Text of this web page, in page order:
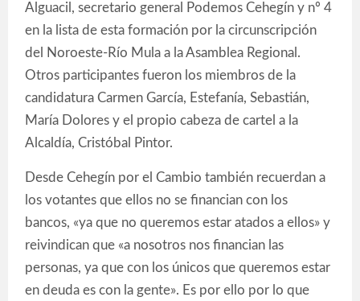
Alguacil, secretario general Podemos Cehegín y nº 4
en la lista de esta formación por la circunscripción
del Noroeste-Río Mula a la Asamblea Regional.
Otros participantes fueron los miembros de la
candidatura Carmen García, Estefanía, Sebastián,
María Dolores y el propio cabeza de cartel a la
Alcaldía, Cristóbal Pintor.
Desde Cehegín por el Cambio también recuerdan a
los votantes que ellos no se financian con los
bancos, «ya que no queremos estar atados a ellos» y
reivindican que «a nosotros nos financian las
personas, ya que con los únicos que queremos estar
en deuda es con la gente». Es por ello por lo que